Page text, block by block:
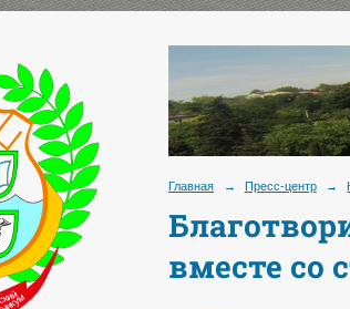
Главная → Пресс-центр →
вместе со